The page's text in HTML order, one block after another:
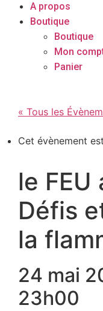
A propos
Boutique
Boutique
Mon
Panier
« Tous les
Cet évènement
le FEU
Défis
la
24 mai
23h00